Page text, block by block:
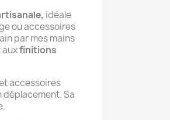
idéale
ou accessoires
par mes mains
auxfinitions
accessoires
déplacement. Sa